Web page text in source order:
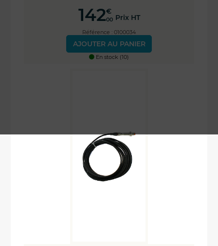
142€
00 Prix HT
Référence : 0100034
AJOUTER AU PANIER
En stock (10)